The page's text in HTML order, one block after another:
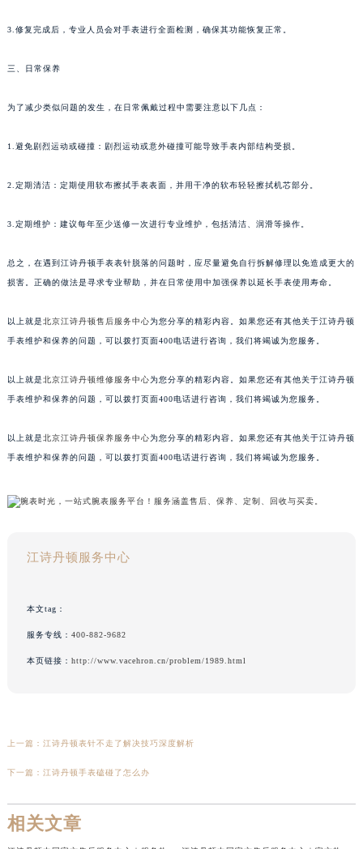
3.修复完成后，专业人员会对手表进行全面检测，确保其功能恢复正常。
三、日常保养
为了减少类似问题的发生，在日常佩戴过程中需要注意以下几点：
1.避免剧烈运动或碰撞：剧烈运动或意外碰撞可能导致手表内部结构受损。
2.定期清洁：定期使用软布擦拭手表表面，并用干净的软布轻轻擦拭机芯部分。
3.定期维护：建议每年至少送修一次进行专业维护，包括清洁、润滑等操作。
总之，在遇到江诗丹顿手表表针脱落的问题时，应尽量避免自行拆解修理以免造成更大的
损害。正确的做法是寻求专业帮助，并在日常使用中加强保养以延长手表使用寿命。
以上就是北京江诗丹顿售后服务中心为您分享的精彩内容。如果您还有其他关于江诗丹顿
手表维护和保养的问题，可以拨打页面400电话进行咨询，我们将竭诚为您服务。
以上就是北京江诗丹顿维修服务中心为您分享的精彩内容。如果您还有其他关于江诗丹顿
手表维护和保养的问题，可以拨打页面400电话进行咨询，我们将竭诚为您服务。
以上就是北京江诗丹顿保养服务中心为您分享的精彩内容。如果您还有其他关于江诗丹顿
手表维护和保养的问题，可以拨打页面400电话进行咨询，我们将竭诚为您服务。
江诗丹顿服务中心
本文tag：
服务专线： 400-882-9682
本页链接： http://www.vacehron.cn/problem/1989.html
上一篇： 江诗丹顿表针不走了解决技巧深度解析
下一篇： 江诗丹顿手表磕碰了怎么办
相关文章